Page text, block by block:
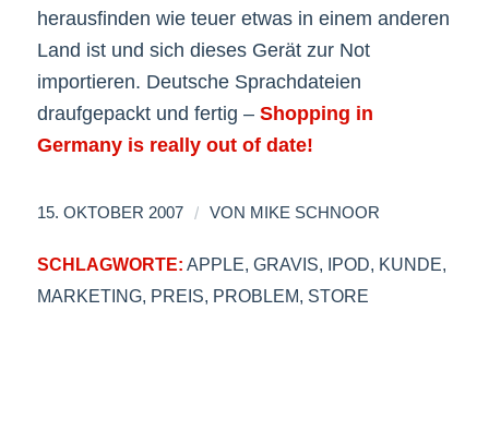
herausfinden wie teuer etwas in einem anderen
Land ist und sich dieses Gerät zur Not
importieren. Deutsche Sprachdateien
draufgepackt und fertig – Shopping in
Germany is really out of date!
15. OKTOBER 2007 / VON MIKE SCHNOOR
SCHLAGWORTE: APPLE, GRAVIS, IPOD, KUNDE,
MARKETING, PREIS, PROBLEM, STORE